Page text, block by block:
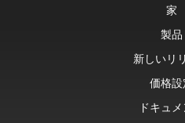
家
製品
新しいリ
価格設
ドキュ